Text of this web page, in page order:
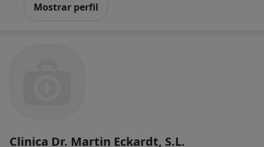
Mostrar perfil
Clinica Dr. Martin Eckardt, S.L.